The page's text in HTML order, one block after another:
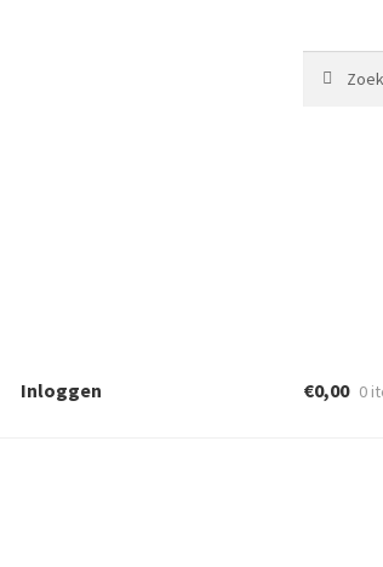
naar:
Inloggen €0,00 0